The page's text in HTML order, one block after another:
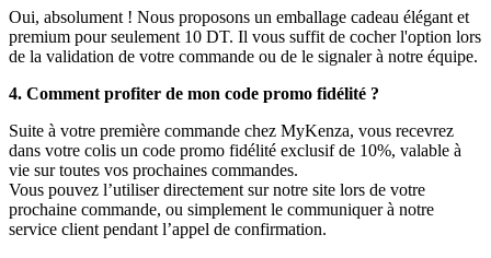
Oui, absolument ! Nous proposons un emballage cadeau élégant et
premium pour seulement 10 DT. Il vous suffit de cocher l'option lors
de la validation de votre commande ou de le signaler à notre équipe.
4. Comment profiter de mon code promo fidélité ?
Suite à votre première commande chez MyKenza, vous recevrez
dans votre colis un code promo fidélité exclusif de 10%, valable à
vie sur toutes vos prochaines commandes.
Vous pouvez l’utiliser directement sur notre site lors de votre
prochaine commande, ou simplement le communiquer à notre
service client pendant l’appel de confirmation.